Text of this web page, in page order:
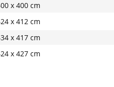
x 400 cm
x 412 cm
x 417 cm
x 427 cm